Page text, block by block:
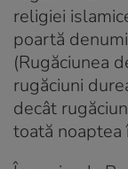
religiei
poartă
(Rugăciunea
rugăciuni
decât
toată noaptea